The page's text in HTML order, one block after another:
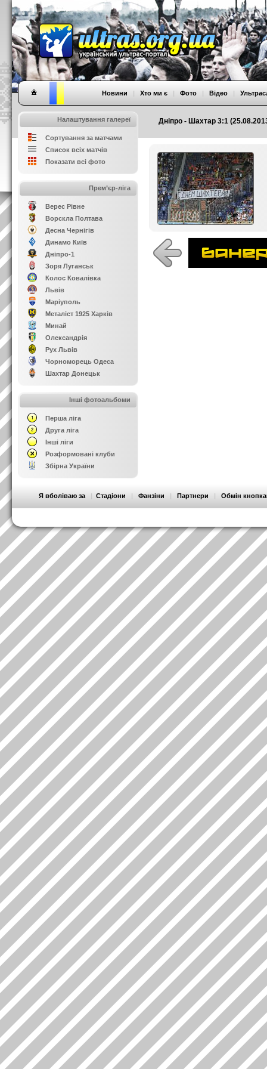
Дніпро - Шахтар 3:1
Новини | Хто ми є | Фото | Відео |
Налаштування галереї
Сортування за матчами
Список всіх матчів
Показати всі фото
Прем’єр-ліга
Верес Рівне
Ворскла Полтава
Десна Чернігів
Динамо Київ
Дніпро-1
Зоря Луганськ
Колос Ковалівка
Львів
Маріуполь
Металіст 1925 Харків
Минай
Олександрія
Рух Львів
Чорноморець Одеса
Шахтар Донецьк
Інші фотоальбоми
Перша ліга
Друга ліга
Інші ліги
Розформовані клуби
Збірна України
Я вболіваю за | Стадіони | Фанзіни | Партнери | Обмін